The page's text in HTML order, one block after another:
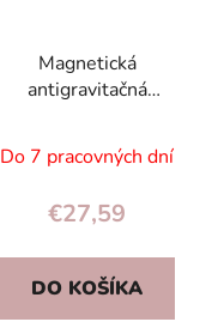
Magnetická
antigravitačná
175 dielov – vagón pre
deti 3+
Do 7 pracovných dní
€27,59
DO KOŠÍKA